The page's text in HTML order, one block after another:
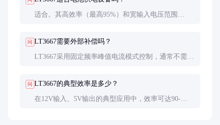
适合。其高效率（最高95%）和宽输入电压范围
问 LT3667需要外部补偿吗？
LT3667采用固定频率峰值电流模式控制，通常不需要
问 LT3667的典型效率是多少？
在12V输入、5V输出的典型应用中，效率可达90-